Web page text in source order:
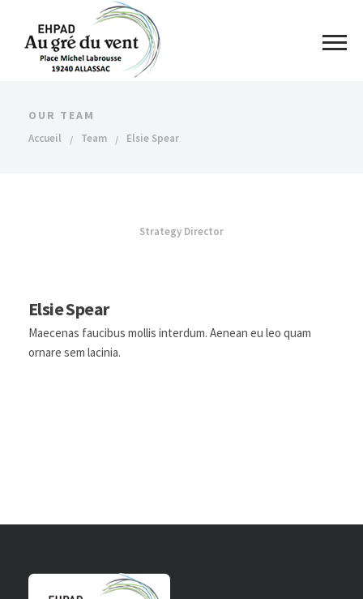
OUR TEAM
Accueil Team Elsie Spear
Strategy Director
Elsie Spear
Maecenas faucibus mollis interdum. Aenean eu leo quam
ornare sem lacinia.